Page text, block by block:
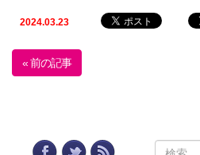
2024.03.23
« 前の記事